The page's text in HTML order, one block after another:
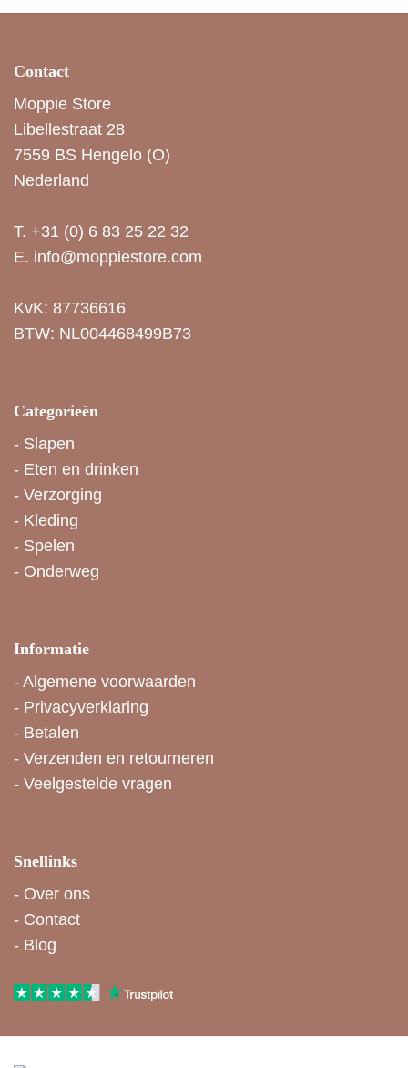
Contact
Moppie Store
Libellestraat 28
7559 BS Hengelo (O)
Nederland
T. +31 (0) 6 83 25 22 32
E. info@moppiestore.com
KvK: 87736616
BTW: NL004468499B73
Categorieën
- Slapen
- Eten en drinken
- Verzorging
- Kleding
- Spelen
- Onderweg
Informatie
- Algemene voorwaarden
- Privacyverklaring
- Betalen
- Verzenden en retourneren
- Veelgestelde vragen
Snellinks
- Over ons
- Contact
- Blog